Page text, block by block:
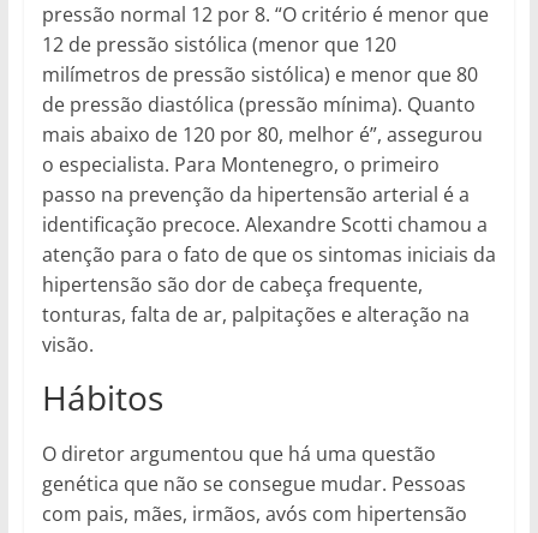
pressão normal 12 por 8. “O critério é menor que
12 de pressão sistólica (menor que 120
milímetros de pressão sistólica) e menor que 80
de pressão diastólica (pressão mínima). Quanto
mais abaixo de 120 por 80, melhor é”, assegurou
o especialista. Para Montenegro, o primeiro
passo na prevenção da hipertensão arterial é a
identificação precoce. Alexandre Scotti chamou a
atenção para o fato de que os sintomas iniciais da
hipertensão são dor de cabeça frequente,
tonturas, falta de ar, palpitações e alteração na
visão.
Hábitos
O diretor argumentou que há uma questão
genética que não se consegue mudar. Pessoas
com pais, mães, irmãos, avós com hipertensão